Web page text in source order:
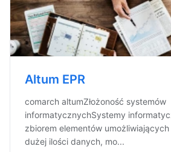
Altum EPR
comarch altumZłożoność systemów
informatycznychSystemy
zbiorem elementów
dużej ilości danych, mo...